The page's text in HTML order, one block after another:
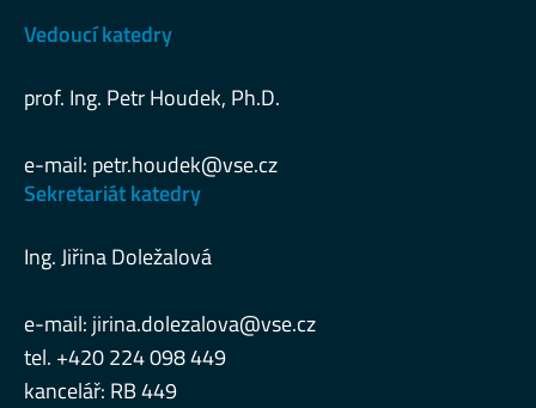
Vedoucí katedry
prof. Ing. Petr Houdek, Ph.D.
e-mail: petr.houdek@vse.cz
Sekretariát katedry
Ing. Jiřina Doležalová
e-mail: jirina.dolezalova@vse.cz
tel. +420 224 098 449
kancelář: RB 449